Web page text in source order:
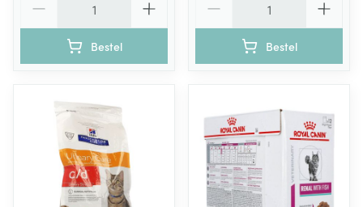
Bestel Bestel